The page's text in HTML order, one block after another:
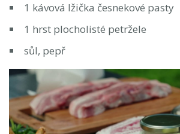
1 kávová lžička česnekové pasty
1 hrst plocholisté petržele
sůl, pepř